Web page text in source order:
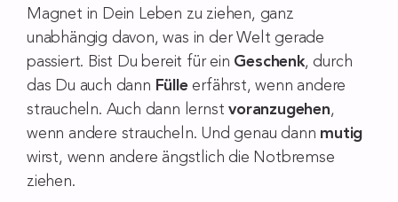
Magnet in Dein Leben zu ziehen, ganz
unabhängig davon, was in der Welt gerade
passiert. Bist Du bereit für ein Geschenk, durch
das Du auch dann Fülleerfährst, wenn andere
straucheln. Auch dann lernstvoranzugehen,
wenn andere straucheln. Und genau dann mutig
wirst, wenn andere ängstlich die Notbremse
ziehen.